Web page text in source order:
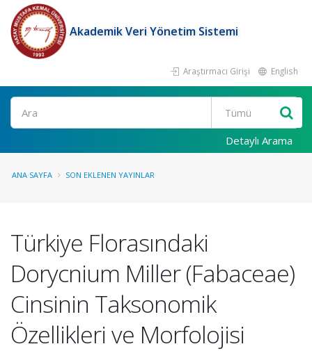
Akademik Veri Yönetim Sistemi
Araştırmacı Girişi English
Ara
Detaylı Arama
ANA SAYFA SON EKLENEN YAYINLAR
Türkiye Florasındaki
Dorycnium Miller (Fabaceae)
Cinsinin Taksonomik
Özellikleri ve Morfolojisi